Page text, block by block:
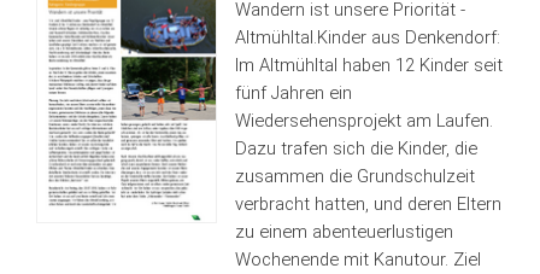
Wandern ist unsere Priorität -
Altmühltal.Kinder aus Denkendorf:
Im Altmühltal haben 12 Kinder seit
fünf Jahren ein
Wiedersehensprojekt am Laufen.
Dazu trafen sich die Kinder, die
zusammen die Grundschulzeit
verbracht hatten, und deren Eltern
zu einem abenteuerlustigen
Wochenende mit Kanutour. Ziel